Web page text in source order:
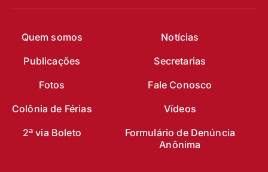
Quem somos
Notícias
Publicações
Secretarias
Fotos
Fale Conosco
Colônia de Férias
Vídeos
2ª via Boleto
Formulário de Denúncia
Anônima